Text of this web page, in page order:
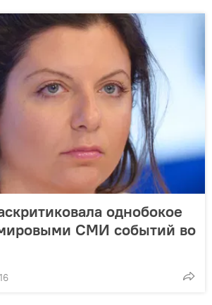
однобокое
СМИ событий во